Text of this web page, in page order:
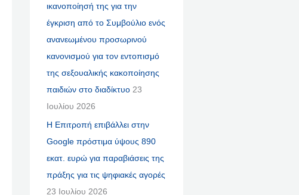
ικανοποίησή της για την
έγκριση από το Συμβούλιο ενός
ανανεωμένου προσωρινού
κανονισμού για τον εντοπισμό
της σεξουαλικής κακοποίησης
παιδιών στο διαδίκτυο 23
Ιουλίου 2026
Η Επιτροπή επιβάλλει στην
Google πρόστιμα ύψους 890
εκατ. ευρώ για παραβιάσεις της
πράξης για τις ψηφιακές αγορές
23 Ιουλίου 2026